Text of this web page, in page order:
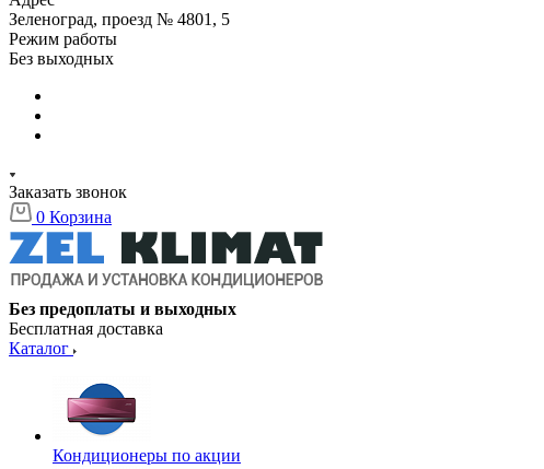
Зеленоград, проезд № 4801, 5
Режим работы
Без выходных
Заказать звонок
0 Корзина
Без предоплаты и выходных
Бесплатная доставка
Каталог
Кондиционеры по акции